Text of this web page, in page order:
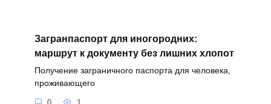
Загранпаспорт для иногородних:
маршрут к документу без лишних хлопот
Получение заграничного паспорта для человека,
проживающего